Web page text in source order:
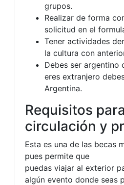
grupos.
Realizar de forma
solicitud en el
Tener actividades
la cultura con
Debes ser argentino
eres extranjero
Argentina.
Requisitos
circulación y
Esta es una de las becas
pues permite que
puedas viajar al exterior
algún evento donde seas